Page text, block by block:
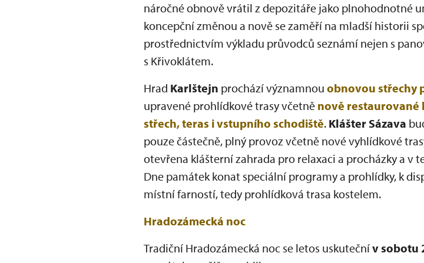
náročné obnově vrátil z depozitáře jako plnohodnotné
koncepční změnou a nově se zaměří na mladší historii
prostřednictvím výkladu průvodců seznámí nejen s
s Křivoklátem.
Hrad Karlštejn prochází významnou obnovou střechy
upravené prohlídkové trasy včetně nově restaurované
střech, teras i vstupního schodiště. Klášter Sázava
pouze částečně, plný provoz včetně nové vyhlídkové
otevřena klášterní zahrada pro relaxaci a procházky a v
Dne památek konat speciální programy a prohlídky, k
místní farností, tedy prohlídková trasa kostelem.
Hradozámecká noc
Tradiční Hradozámecká noc se letos uskutečnív sobotu